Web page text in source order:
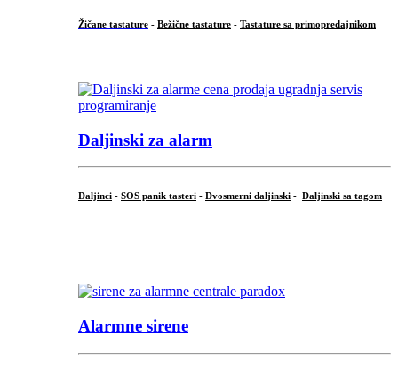
Žičane tastature - Bežične tastature - Tastature sa primopredajnikom
Daljinski za alarm
Daljinci - SOS panik tasteri - Dvosmerni daljinski - Daljinski sa tagom
Alarmne sirene